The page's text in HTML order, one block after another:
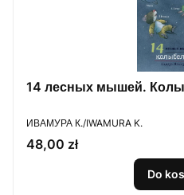
14 лесных мышей.
PRODUCENT
ИВАМУРА К./IWAMURA K.
Cena
48,00 zł
Do